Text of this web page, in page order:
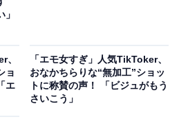
、
ョ
エ
「エモ女すぎ」人気TikToker、
おなかちらりな“無加工”ショッ
トに称賛の声！ 「ビジュがもう
さいこう」